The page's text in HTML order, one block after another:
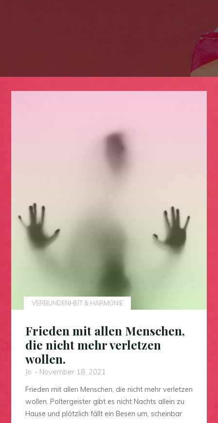
VERBUNDENHEIT & HARMONIE
Frieden mit allen Menschen,
die nicht mehr verletzen
wollen.
Jo
November 18, 2021
Frieden mit allen Menschen, die nicht mehr verletzen
wollen. Poltergeister gibt es nicht Nachts allein zu
Hause und plötzlich fällt ein Besen um, scheinbar